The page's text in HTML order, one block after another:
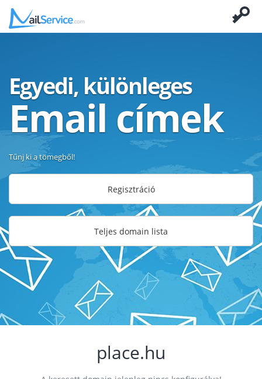
Egyedi, különleges
Email címek
Tűnj ki a tömegből!
Regisztráció
Teljes domain lista
place.hu